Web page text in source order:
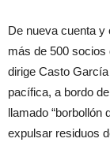
De nueva cuenta y
más de 500 socios
dirige Casto
pacífica, a bordo
llamado “borbollón
expulsar residuos